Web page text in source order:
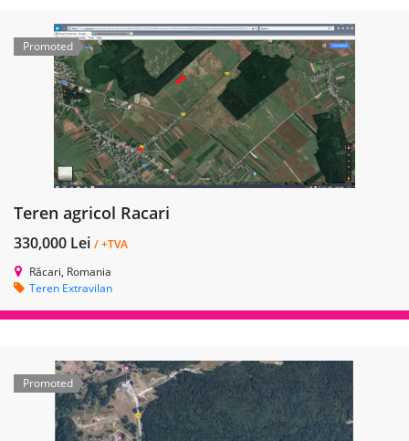
Promoted
Teren agricol Racari
330,000 Lei / +TVA
Răcari, Romania
Teren Extravilan
Promoted